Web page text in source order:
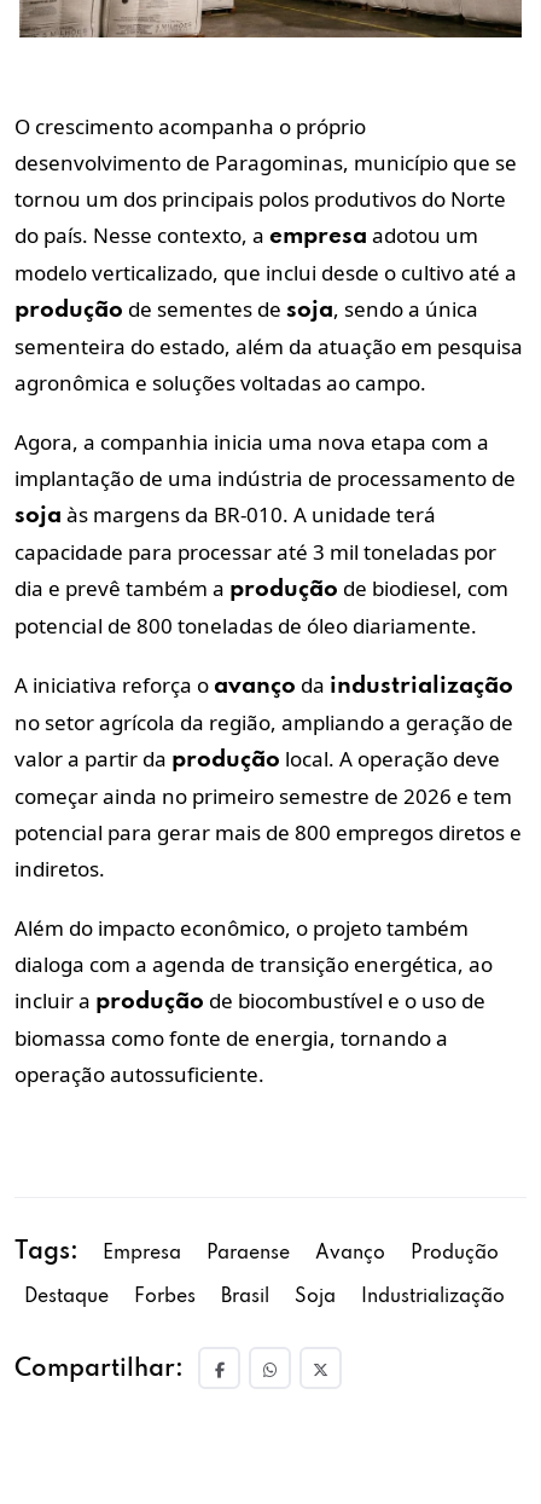
O crescimento acompanha o próprio
desenvolvimento de Paragominas, município que se
tornou um dos principais polos produtivos do Norte
do país. Nesse contexto, a empresa adotou um
modelo verticalizado, que inclui desde o cultivo até a
produção de sementes de soja, sendo a única
sementeira do estado, além da atuação em pesquisa
agronômica e soluções voltadas ao campo.
Agora, a companhia inicia uma nova etapa com a
implantação de uma indústria de processamento de
soja às margens da BR-010. A unidade terá
capacidade para processar até 3 mil toneladas por
dia e prevê também a produção de biodiesel, com
potencial de 800 toneladas de óleo diariamente.
A iniciativa reforça o avanço da industrialização
no setor agrícola da região, ampliando a geração de
valor a partir da produção local. A operação deve
começar ainda no primeiro semestre de 2026 e tem
potencial para gerar mais de 800 empregos diretos e
indiretos.
Além do impacto econômico, o projeto também
dialoga com a agenda de transição energética, ao
incluir a produção de biocombustível e o uso de
biomassa como fonte de energia, tornando a
operação autossuficiente.
Tags: Empresa Paraense Avanço Produção
Destaque Forbes Brasil Soja Industrialização
Compartilhar: